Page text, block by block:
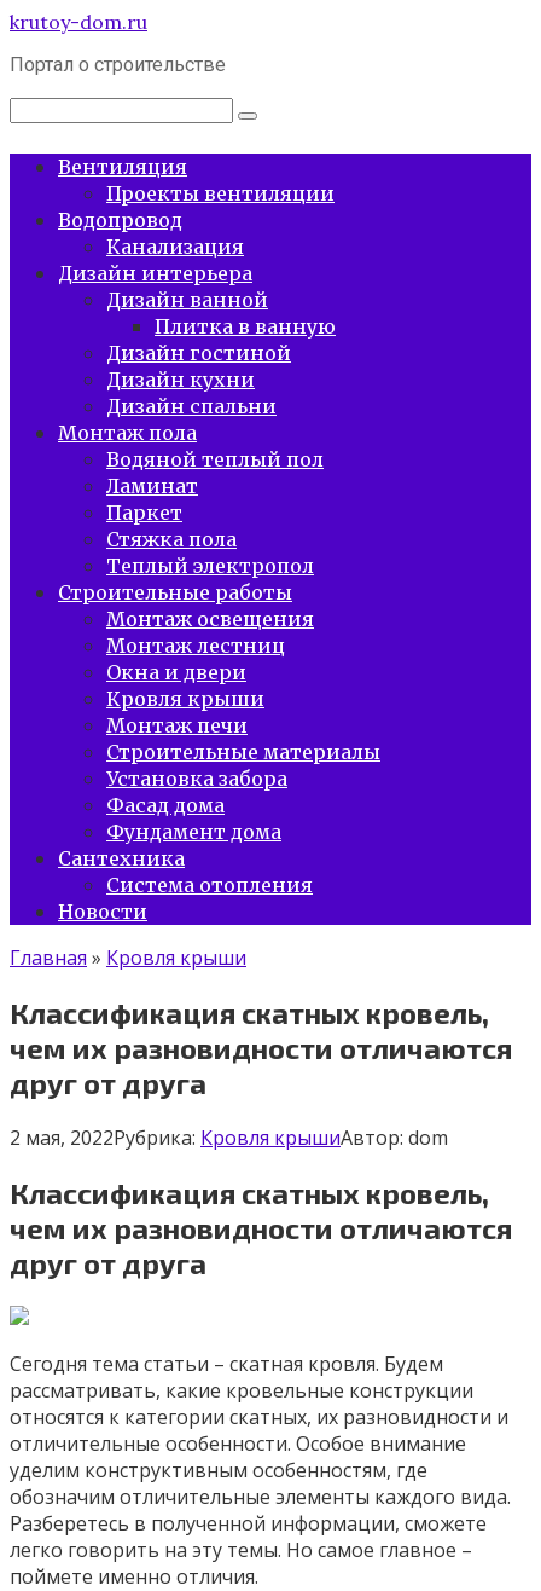
Перейти
контенту
krutoy-dom.ru
Портал о строительстве
Поиск:
Вентиляция
Проекты вентиляции
Водопровод
Канализация
Дизайн интерьера
Дизайн ванной
Плитка в ванную
Дизайн гостиной
Дизайн кухни
Дизайн спальни
Монтаж пола
Водяной теплый пол
Ламинат
Паркет
Стяжка пола
Теплый электропол
Строительные работы
Монтаж освещения
Монтаж лестниц
Окна и двери
Кровля крыши
Монтаж печи
Строительные материалы
Установка забора
Фасад дома
Фундамент дома
Сантехника
Система отопления
Новости
Главная » Кровля крыши
Классификация скатных кровель,
чем их разновидности отличаются
друг от друга
2 мая, 2022Рубрика: Кровля крышиАвтор: dom
Классификация скатных кровель,
чем их разновидности отличаются
друг от друга
Сегодня тема статьи – скатная кровля. Будем
рассматривать, какие кровельные конструкции
относятся к категории скатных, их разновидности и
отличительные особенности. Особое внимание
уделим конструктивным особенностям, где
обозначим отличительные элементы каждого вида.
Разберетесь в полученной информации, сможете
легко говорить на эту темы. Но самое главное –
поймете именно отличия.